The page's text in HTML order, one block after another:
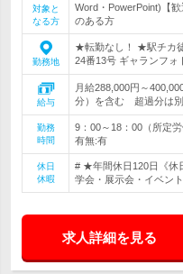
対象と
なる方
Word・PowerPoint)【
のある方
勤務地
★転勤なし！ ★駅チカ
24番13号 ギャランフォ
給与
月給288,000円～
分）を含む 超過分は
勤務
時間
9：00～18：00（所定
有無:有
休日
休暇
# ★年間休日120日《休
学会・展示会・イベン
求人詳細を見る